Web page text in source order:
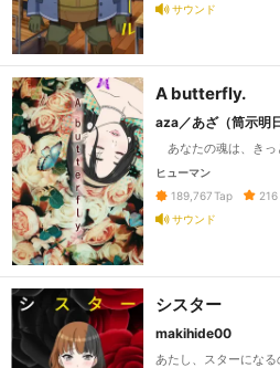
サウンド
A butterfly.
aza／あざ（筒示明
あなたの魂は、きっ
ヒューマン
189,767 Tap 216
サウンド
シスター
makihide00
あたし、スターになる